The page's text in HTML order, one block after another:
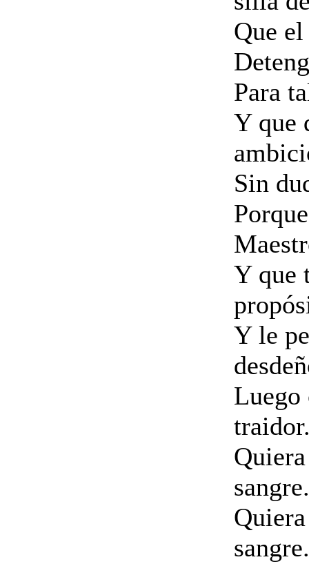
Que
Para
Y que
Sin
Y que
Y le
Luego
sangre.
sangre.